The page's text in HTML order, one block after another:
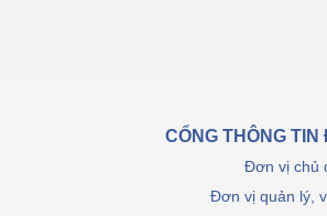
CỔNG THÔNG
Đơn vị chủ
Đơn vị quản lý,